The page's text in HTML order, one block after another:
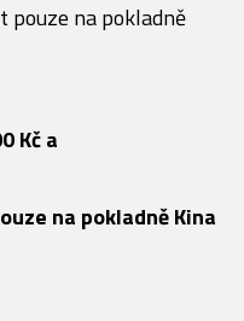
pouze na pokladně
Kč a
na pokladně Kina